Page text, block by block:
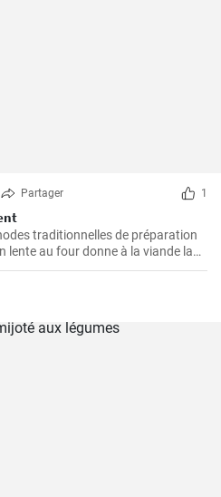
Partager 1
traditionnelles de préparation
lente au four donne à la viande la
en lui procurant des saveurs
de terre ou des légumes
la viande selon votre goût.